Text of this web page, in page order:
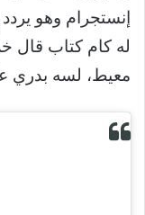
إنستجرام وهو يردد
له كام كتاب قال
معيط، لسه بدري